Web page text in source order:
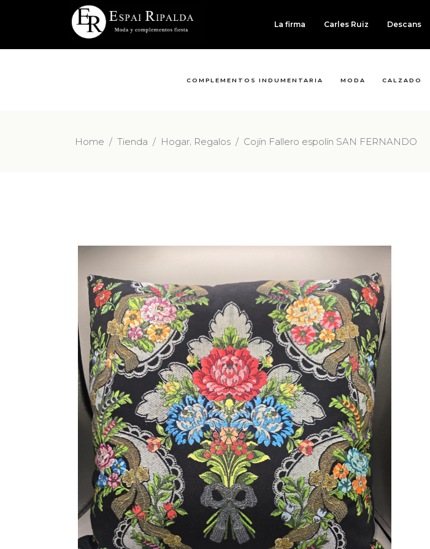
La firma Carles Ruiz Descans
COMPLEMENTOS INDUMENTARIA MODA CALZADO
Home / Tienda / Hogar Regalos / Cojín Fallero espolín SAN FERNANDO